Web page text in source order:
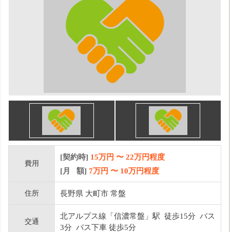
費用
[契約時] 15万円 〜 22万円程度
[月 額] 7万円 〜 10万円程度
住所 長野県 大町市 常盤
交通
北アルプス線「信濃常盤」駅 徒歩15分 バス
3分 バス下車 徒歩5分